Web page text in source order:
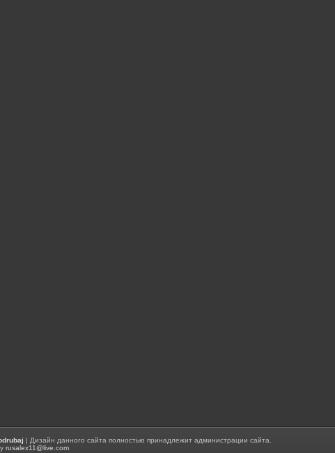
| Дизайн данного сайта полностью принадлежит администрации сайта.
rusalex11@live.com